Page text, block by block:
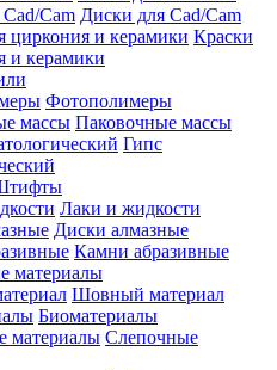
Диски для Cad/Cam
Краски
и керамики
Фотополимеры
Паковочные массы
Гипс
Лаки и жидкости
Диски алмазные
Камни абразивные
материалы
Шовный материал
Биоматериалы
Слепочные